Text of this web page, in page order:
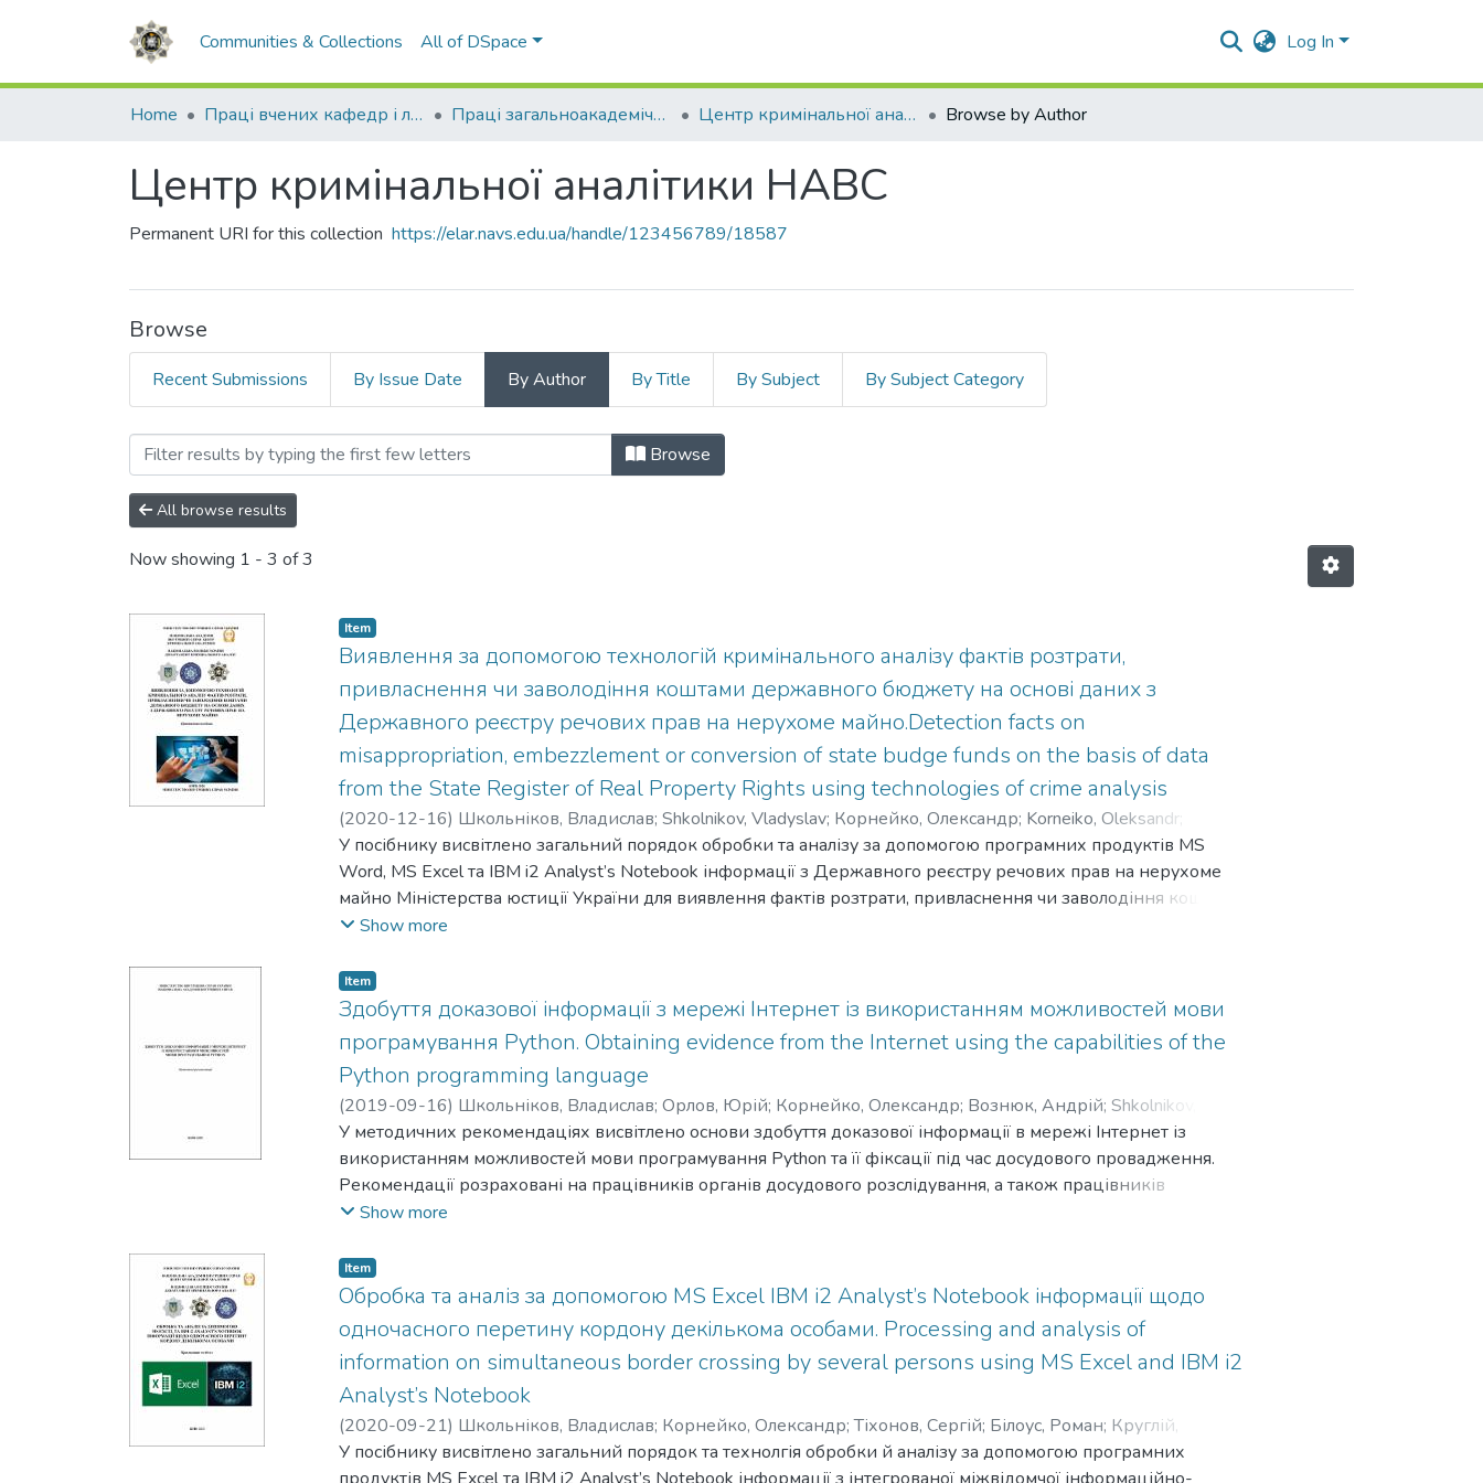
Communities & Collections All of DSpace Log In
Home Праці вчених кафедр і лабораторій Праці загальноакадемічних кафедр Центр кримінальної аналітики НАВС Browse by Author
Центр кримінальної аналітики НАВС
Permanent URI for this collection https://elar.navs.edu.ua/handle/123456789/18587
Browse
Recent Submissions By Issue Date By Author By Title By Subject By Subject Category
Browsing Центр кримінальної аналітики НАВС by Author "Корнейко, Олександр"
Browse
All browse results
Now showing 1 - 3 of 3
Item
Виявлення за допомогою технологій кримінального аналізу фактів розтрати,
привласнення чи заволодіння коштами державного бюджету на основі даних з
Державного реєстру речових прав на нерухоме майно.Detection facts on
misappropriation, embezzlement or conversion of state budge funds on the basis of data
from the State Register of Real Property Rights using technologies of crime analysis
(2020-12-16) Школьніков, Владислав; Shkolnikov, Vladyslav; Корнейко, Олександр; Korneiko, Oleksandr
Тіхонов, Сергій;Tikhonov, Serhii;Білоус, Роман;Bilous, Roman;Круглій, Дмитро; Kruhlii, Dmytro;Овсянюк,
Дмитро;Ovsianiuk, Dmytro
У посібнику висвітлено загальний порядок обробки та аналізу за допомогою програмних продуктів MS
Word, MS Excel та IBM i2 Analyst’s Notebook інформації з Державного реєстру речових прав на нерухоме
майно Міністерства юстиції України для виявлення фактів розтрати, привласнення чи заволодіння коштами
державного бюджету під час купівлі-продажу об’єктів нерухомого майна державними органами та
Посібник розрахований на працівників аналітичних підрозділів Національної поліції та інших
правоохоронних органів України й призначений для опанування ними сучасних технологій здійснення
кримінального аналізу.
Show more
Item
Здобуття доказової інформації з мережі Інтернет із використанням можливостей мови
програмування Python. Obtaining evidence from the Internet using the capabilities of the
Python programming language
(2019-09-16) Школьніков, Владислав; Орлов, Юрій; Корнейко, Олександр; Вознюк, Андрій; Shkolnikov,
Vladyslav;Orlov, Yurii;Korneiko, Oleksandr;Vozniuk, Andrii
У методичних рекомендаціях висвітлено основи здобуття доказової інформації в мережі Інтернет із
використанням можливостей мови програмування Python та її фіксації під час досудового провадження.
Рекомендації розраховані на працівників органів досудового розслідування, а також працівників
кіберполіції та оперативних підрозділів, які долучені до процесів здобуття доказової інформації в мережі
Show more
Item
Обробка та аналіз за допомогою MS Excel IBM i2 Analyst’s Notebook інформації щодо
одночасного перетину кордону декількома особами. Processing and analysis of
information on simultaneous border crossing by several persons using MS Excel and IBM i2
Analyst’s Notebook
(2020-09-21) Школьніков, Владислав; Корнейко, Олександр;Тіхонов, Сергій; Білоус, Роман; Круглій,
Дмитро;Овсянюк, Дмитро;Shkolnikov, Vladyslav;Korneiko, Oleksandr ;Bilous, Roman;Tikhonov, Serhii;Kruhlii,
У посібнику висвітлено загальний порядок та технолгія обробки й аналізу за допомогою програмних